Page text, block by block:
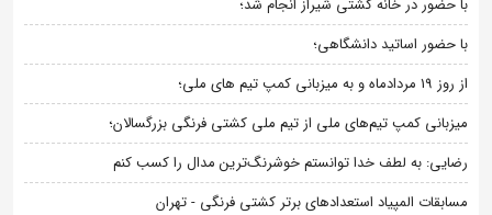
با حضور در خانه کشتی شیراز انجام شد؛
با حضور اساتید دانشگاهی؛
از روز 19 مردادماه و به میزبانی کمپ تیم های ملی؛
میزبانی کمپ تیم‌های ملی از تیم ملی کشتی فرنگی بزرگسالان؛
رضایی: به لطف خدا توانستم خوشرنگ‌ترین مدال را کسب کنم
مسابقات المپیاد استعدادهای برتر کشتی فرنگی - تهران